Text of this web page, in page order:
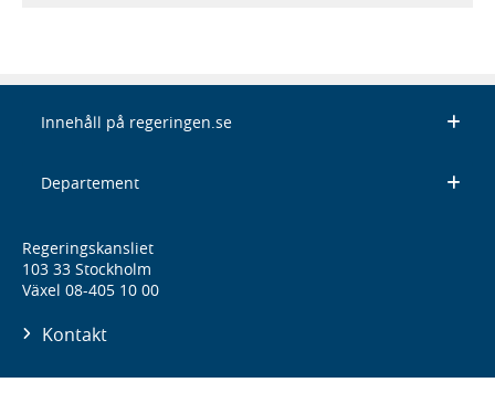
Innehåll på regeringen.se
Departement
Regeringskansliet
103 33 Stockholm
Växel 08-405 10 00
Kontakt